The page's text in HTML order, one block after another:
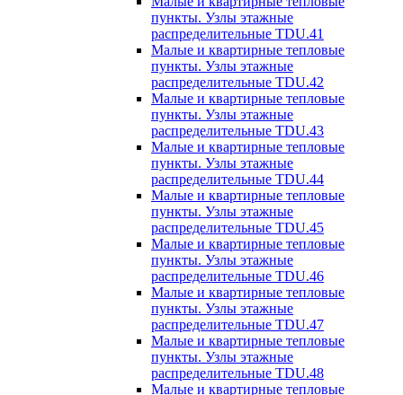
пункты. Узлы этажные
распределительные TDU.41
Малые и квартирные тепловые
пункты. Узлы этажные
распределительные TDU.42
Малые и квартирные тепловые
пункты. Узлы этажные
распределительные TDU.43
Малые и квартирные тепловые
пункты. Узлы этажные
распределительные TDU.44
Малые и квартирные тепловые
пункты. Узлы этажные
распределительные TDU.45
Малые и квартирные тепловые
пункты. Узлы этажные
распределительные TDU.46
Малые и квартирные тепловые
пункты. Узлы этажные
распределительные TDU.47
Малые и квартирные тепловые
пункты. Узлы этажные
распределительные TDU.48
Малые и квартирные тепловые